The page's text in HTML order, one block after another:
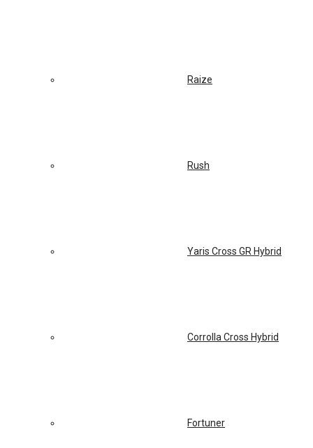
Raize
Rush
Yaris Cross GR Hybrid
Corrolla Cross Hybrid
Fortuner